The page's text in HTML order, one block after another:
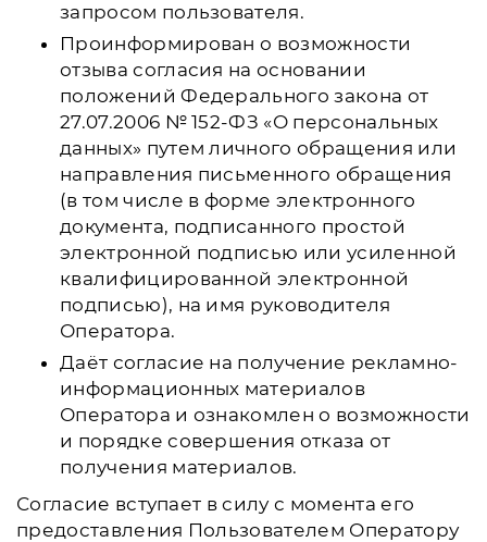
запросом пользователя.
Проинформирован о возможности
отзыва согласия на основании
положений Федерального закона от
27.07.2006 № 152-ФЗ «О персональных
данных» путем личного обращения или
направления письменного обращения
(в том числе в форме электронного
документа, подписанного простой
электронной подписью или усиленной
квалифицированной электронной
подписью), на имя руководителя
Оператора.
Даёт согласие на получение рекламно-
информационных материалов
Оператора и ознакомлен о возможности
и порядке совершения отказа от
получения материалов.
Согласие вступает в силу с момента его
предоставления Пользователем Оператору